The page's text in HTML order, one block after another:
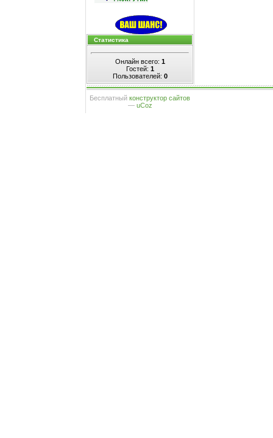
Статистика
Онлайн всего: 1
Гостей: 1
Пользователей: 0
Бесплатный конструктор сайтов
— uCoz